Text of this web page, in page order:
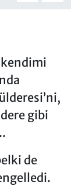
kendimi
gibi
de